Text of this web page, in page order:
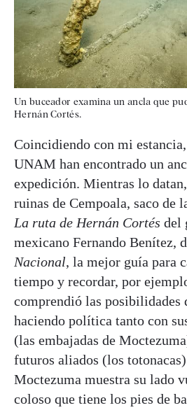
Un buceador examina un ancla que
Hernán Cortés.
Coincidiendo con mi
UNAM han encontrado un
expedición. Mientras lo
ruinas de Cempoala, saco de
La ruta de Hernán Cortés del
mexicano Fernando Benítez,
Nacional, la mejor guía para
tiempo y recordar, por
comprendió las posibilidades
haciendo política tanto con
(las embajadas de
futuros aliados (los
Moctezuma muestra su lado
coloso que tiene los pies de